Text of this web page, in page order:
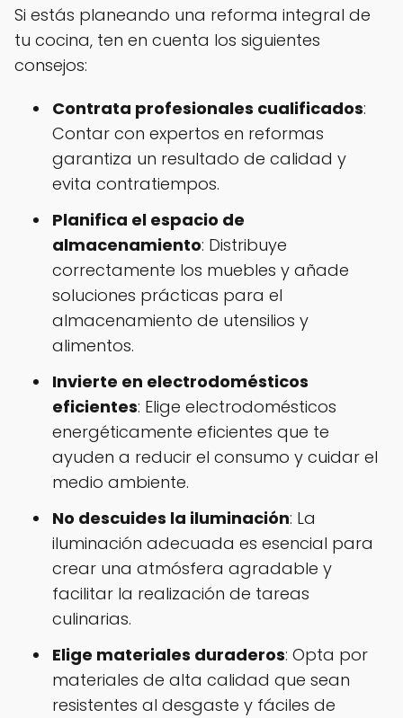
Si estás planeando una reforma integral de
tu cocina, ten en cuenta los siguientes
consejos:
Contrata profesionales cualificados:
Contar con expertos en reformas
garantiza un resultado de calidad y
evita contratiempos.
Planifica el espacio de
almacenamiento: Distribuye
correctamente los muebles y añade
soluciones prácticas para el
almacenamiento de utensilios y
alimentos.
Invierte en electrodomésticos
eficientes: Elige electrodomésticos
energéticamente eficientes que te
ayuden a reducir el consumo y cuidar el
medio ambiente.
No descuides la iluminación: La
iluminación adecuada es esencial para
crear una atmósfera agradable y
facilitar la realización de tareas
culinarias.
Elige materiales duraderos: Opta por
materiales de alta calidad que sean
resistentes al desgaste y fáciles de